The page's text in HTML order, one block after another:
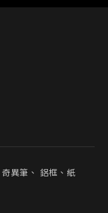
異筆、 鋁框、紙